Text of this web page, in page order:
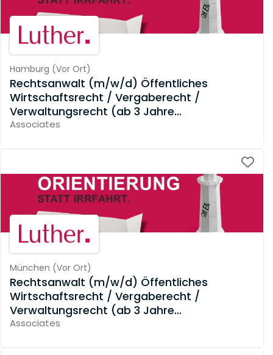
Hamburg (Vor Ort)
Rechtsanwalt (m/w/d) Öffentliches
Wirtschaftsrecht / Vergaberecht /
Verwaltungsrecht (ab 3 Jahre
Berufserfahrung)
Associates
München (Vor Ort)
Rechtsanwalt (m/w/d) Öffentliches
Wirtschaftsrecht / Vergaberecht /
Verwaltungsrecht (ab 3 Jahre
Berufserfahrung)
Associates